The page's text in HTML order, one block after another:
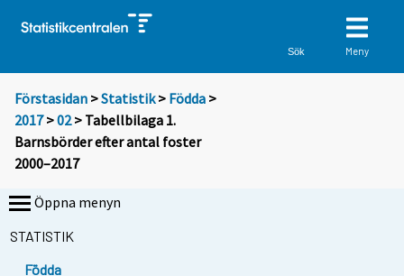
Sök Meny
Förstasidan >Statistik > Födda >
2017>02> Tabellbilaga 1.
Barnsbörder efter antal foster
2000–2017
Öppna menyn
STATISTIK
Födda